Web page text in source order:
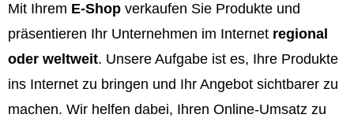
Mit Ihrem E-Shop verkaufen Sie Produkte und
präsentieren Ihr Unternehmen im Internet regional
oder weltweit. Unsere Aufgabe ist es, Ihre Produkte
ins Internet zu bringen und Ihr Angebot sichtbarer zu
machen. Wir helfen dabei, Ihren Online-Umsatz zu